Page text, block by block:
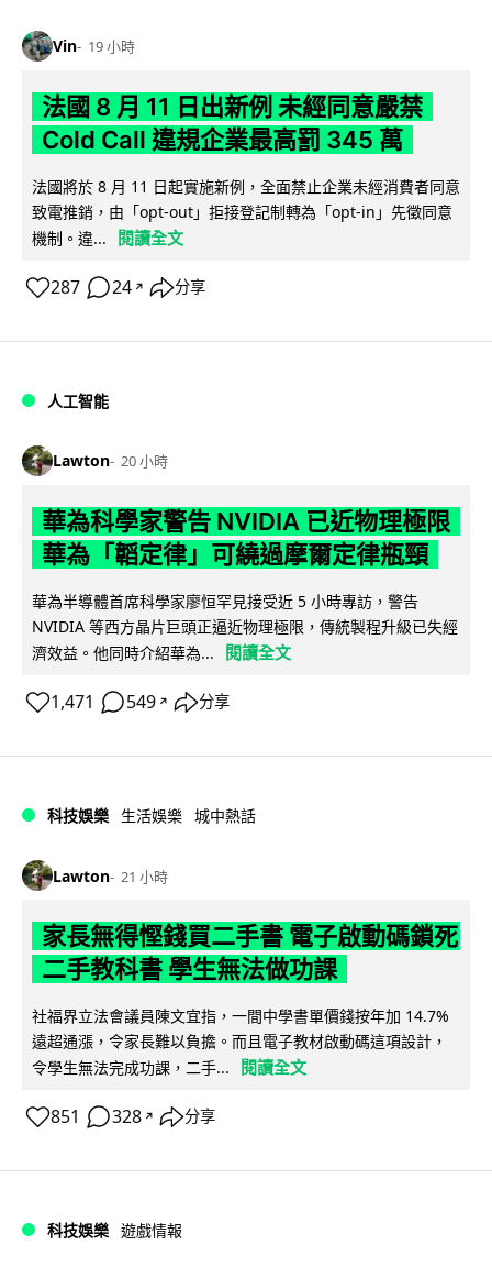
Vin 19 小時
法國 8 月 11 日出新例 未經同意嚴禁
Cold Call 違規企業最高罰 345 萬
法國將於 8 月 11 日起實施新例，全面禁止企業未經消費者同意
致電推銷，由「opt-out」拒接登記制轉為「opt-in」先徵同意
機制。違...
閱讀全文
287 24 ↗ 分享
人工智能
Lawton 20 小時
華為科學家警告 NVIDIA 已近物理極限
華為「韜定律」可繞過摩爾定律瓶頸
華為半導體首席科學家廖恒罕見接受近 5 小時專訪，警告
NVIDIA 等西方晶片巨頭正逼近物理極限，傳統製程升級已失經
濟效益。他同時介紹華為...
閱讀全文
1,471 549 ↗ 分享
科技娛樂 生活娛樂 城中熱話
Lawton 21 小時
家長無得慳錢買二手書 電子啟動碼鎖死
二手教科書 學生無法做功課
社福界立法會議員陳文宜指，一間中學書單價錢按年加 14.7%
遠超通漲，令家長難以負擔。而且電子教材啟動碼這項設計，
令學生無法完成功課，二手...
閱讀全文
851 328 ↗ 分享
科技娛樂 遊戲情報